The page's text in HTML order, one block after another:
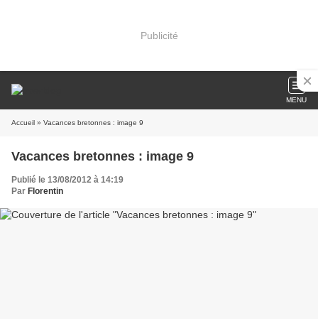
Publicité
MENU
Accueil » Vacances bretonnes : image 9
Vacances bretonnes : image 9
Publié le 13/08/2012 à 14:19
Par Florentin